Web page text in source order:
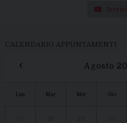
CALENDARIO APPUNTAMENTI
‹ Agosto
Lun Mar Mer Gio